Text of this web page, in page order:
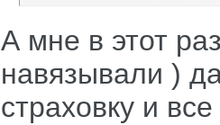
А мне в этот
навязывали )
страховку и